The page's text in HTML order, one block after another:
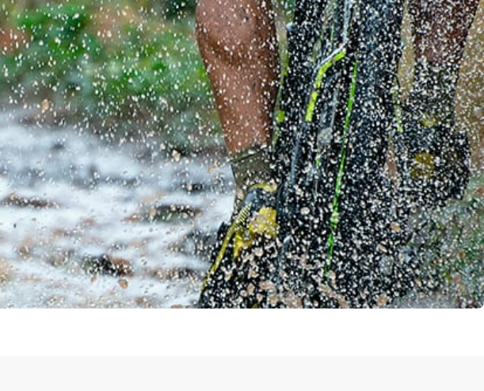
Estudia Desarrollo Web en
Toronto
+30 Summer English for
Professionals en Melbourne
ENVIAR